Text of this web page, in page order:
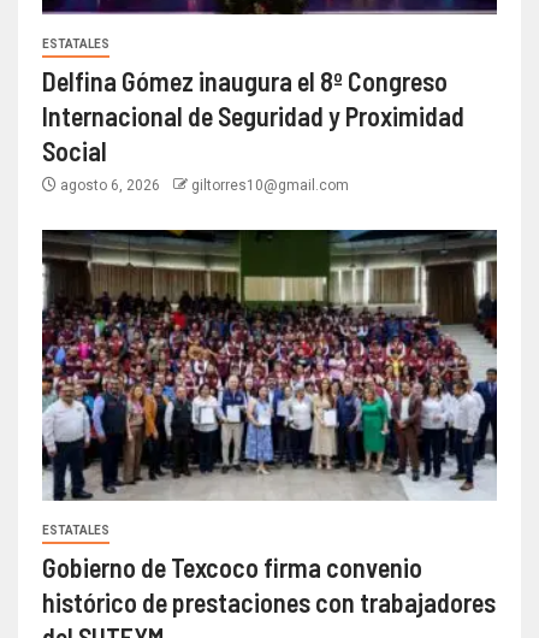
ESTATALES
Delfina Gómez inaugura el 8º Congreso
Internacional de Seguridad y Proximidad
Social
agosto 6, 2026 giltorres10@gmail.com
ESTATALES
Gobierno de Texcoco firma convenio
histórico de prestaciones con trabajadores